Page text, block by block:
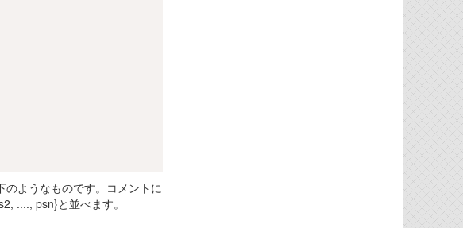
ようなものです。コメントに
...., psn}と並べます。